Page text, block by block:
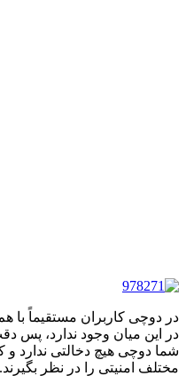
در دوچی کاربران مستقیماً با
در این میان وجود ندارد، پس
شما دوچی هیچ دخالتی ندارد و
مختلف امنیتی را در نظر بگیرند.